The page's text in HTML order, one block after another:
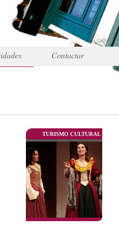
Contactar
TURISMO CULTURAL